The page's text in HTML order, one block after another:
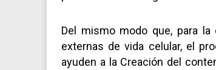
Del mismo modo que, para
externas de vida celular, el
ayuden a la Creación del